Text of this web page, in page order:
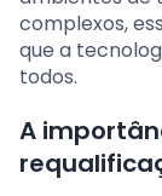
complexos,
que a
todos.
A